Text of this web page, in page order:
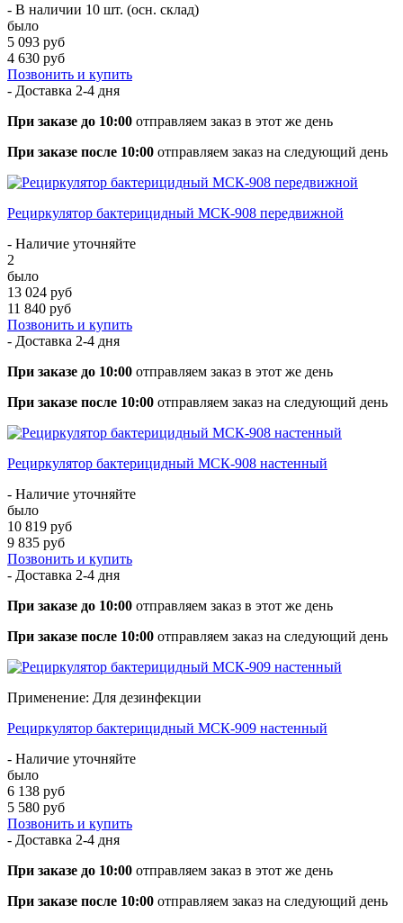
- В наличии 10 шт. (осн. склад)
было
5 093 руб
4 630 руб
Позвонить и купить
- Доставка 2-4 дня
При заказе до 10:00 отправляем заказ в этот же день
При заказе после 10:00 отправляем заказ на следующий день
Рециркулятор бактерицидный МСК-908 передвижной
- Наличие уточняйте
2
было
13 024 руб
11 840 руб
Позвонить и купить
- Доставка 2-4 дня
При заказе до 10:00 отправляем заказ в этот же день
При заказе после 10:00 отправляем заказ на следующий день
Рециркулятор бактерицидный МСК-908 настенный
- Наличие уточняйте
было
10 819 руб
9 835 руб
Позвонить и купить
- Доставка 2-4 дня
При заказе до 10:00 отправляем заказ в этот же день
При заказе после 10:00 отправляем заказ на следующий день
Применение: Для дезинфекции
Рециркулятор бактерицидный МСК-909 настенный
- Наличие уточняйте
было
6 138 руб
5 580 руб
Позвонить и купить
- Доставка 2-4 дня
При заказе до 10:00 отправляем заказ в этот же день
При заказе после 10:00 отправляем заказ на следующий день